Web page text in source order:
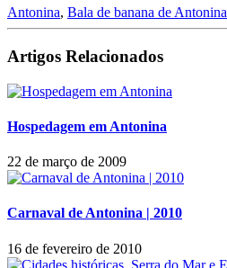
Antonina, Bala de banana de Antonina
Artigos Relacionados
Hospedagem em Antonina
22 de março de 2009
Carnaval de Antonina | 2010
16 de fevereiro de 2010